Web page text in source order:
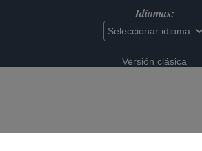
Idiomas:
Versión clásica